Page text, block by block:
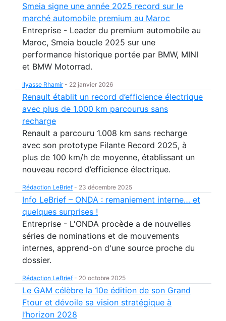
Smeia signe une année 2025 record sur le
marché automobile premium au Maroc
Entreprise - Leader du premium automobile au
Maroc, Smeia boucle 2025 sur une
performance historique portée par BMW, MINI
et BMW Motorrad.
Ilyasse Rhamir- 22 janvier 2026
Renault établit un record d’efficience électrique
avec plus de 1.000 km parcourus sans
recharge
Renault a parcouru 1.008 km sans recharge
avec son prototype Filante Record 2025, à
plus de 100 km/h de moyenne, établissant un
nouveau record d’efficience électrique.
Rédaction LeBrief - 23 décembre 2025
Info LeBrief – ONDA : remaniement interne… et
quelques surprises !
Entreprise - L'ONDA procède a de nouvelles
séries de nominations et de mouvements
internes, apprend-on d'une source proche du
dossier.
Rédaction LeBrief - 20 octobre 2025
Le GAM célèbre la 10e édition de son Grand
Ftour et dévoile sa vision stratégique à
l’horizon 2028